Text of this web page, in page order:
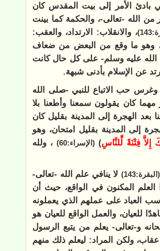
بادئ الأمر إلى بيت المقدس كان
من الله -تعالى-، والحكمة كما بينت
، والانقلاب: الارتداد، والعقب:
وهو ما وقع من البعض من ضعاف
الله عليه وسلم- على كل حال كانت
عن الإسلام بأدنى شبهة.
وغرس حب الاتباع للنبي -صلى الله
كان يقولون سمعنا وأطعنا بلا
الهجرة إلى المدينة بقليل كان
إلى المدينة بقليل امتحان، وهو
إِلاَّ فِتْنَةً لِّلنَّاسِ)(الإسراء:60)
، ولله
(البقرة:143)
لا ينافي علم الله -تعالى-
العلم المكنون في الواقع، حيث أن
العباد على عملهم الذي يعملونه
للعيان، والعمل الواقع للعيان هو
و-تعالى- يعلم من يتبع الرسول
ولكن المراد: ليعلم ذلك منهم